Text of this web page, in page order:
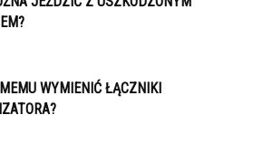
WYMIENIĆ ŁĄCZNIKI